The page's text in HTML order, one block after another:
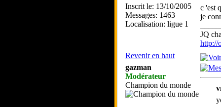
Inscrit le: 13/10/2005
Messages: 1463
Localisation: ligue 1
c 'est
je
JQ
http://
Revenir en haut
gazman
Modérateur
Champion du monde